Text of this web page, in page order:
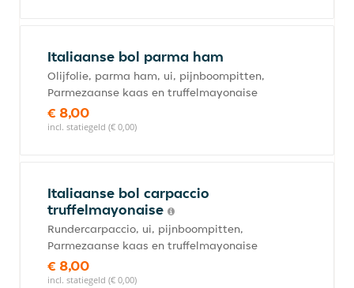
Italiaanse bol parma ham
Olijfolie, parma ham, ui, pijnboompitten,
Parmezaanse kaas en truffelmayonaise
€ 8,00
incl. statiegeld (€ 0,00)
Italiaanse bol carpaccio
truffelmayonaise
Rundercarpaccio, ui, pijnboompitten,
Parmezaanse kaas en truffelmayonaise
€ 8,00
incl. statiegeld (€ 0,00)